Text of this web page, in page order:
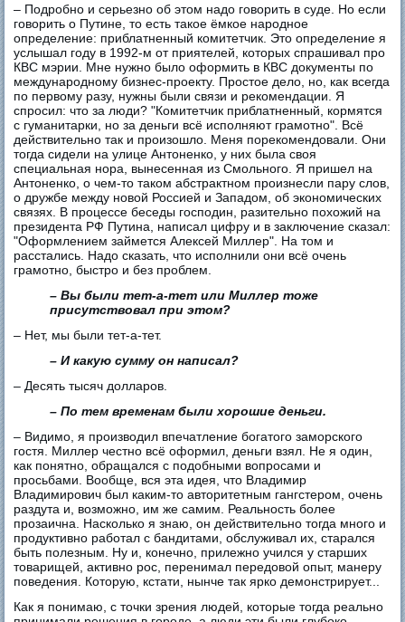
– Подробно и серьезно об этом надо говорить в суде. Но если
говорить о Путине, то есть такое ёмкое народное
определение: приблатненный комитетчик. Это определение я
услышал году в 1992-м от приятелей, которых спрашивал про
КВС мэрии. Мне нужно было оформить в КВС документы по
международному бизнес-проекту. Простое дело, но, как всегда
по первому разу, нужны были связи и рекомендации. Я
спросил: что за люди? "Комитетчик приблатненный, кормятся
с гуманитарки, но за деньги всё исполняют грамотно". Всё
действительно так и произошло. Меня порекомендовали. Они
тогда сидели на улице Антоненко, у них была своя
специальная нора, вынесенная из Смольного. Я пришел на
Антоненко, о чем-то таком абстрактном произнесли пару слов,
о дружбе между новой Россией и Западом, об экономических
связях. В процессе беседы господин, разительно похожий на
президента РФ Путина, написал цифру и в заключение сказал:
"Оформлением займется Алексей Миллер". На том и
расстались. Надо сказать, что исполнили они всё очень
грамотно, быстро и без проблем.
– Вы были тет-а-тет или Миллер тоже
присутствовал при этом?
– Нет, мы были тет-а-тет.
– И какую сумму он написал?
– Десять тысяч долларов.
– По тем временам были хорошие деньги.
– Видимо, я производил впечатление богатого заморского
гостя. Миллер честно всё оформил, деньги взял. Не я один,
как понятно, обращался с подобными вопросами и
просьбами. Вообще, вся эта идея, что Владимир
Владимирович был каким-то авторитетным гангстером, очень
раздута и, возможно, им же самим. Реальность более
прозаична. Насколько я знаю, он действительно тогда много и
продуктивно работал с бандитами, обслуживал их, старался
быть полезным. Ну и, конечно, прилежно учился у старших
товарищей, активно рос, перенимал передовой опыт, манеру
поведения. Которую, кстати, нынче так ярко демонстрирует...
Как я понимаю, с точки зрения людей, которые тогда реально